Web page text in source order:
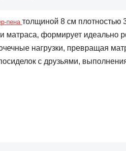
пена толщиной 8 см плотностью
матраса, формирует идеально
нагрузки, превращая
с друзьями,